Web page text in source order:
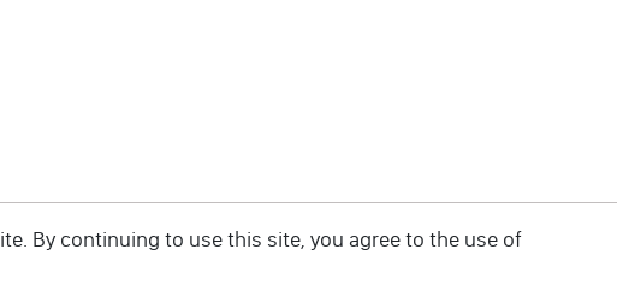
By continuing to use this site, you agree to the use of